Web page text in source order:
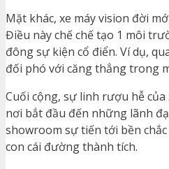
Mặt khác, xe máy vision đời
Điều này chế chế tạo 1 môi
đông sự kiện cổ điển. Ví dụ,
đối phó với căng thẳng trong
Cuối cộng, sự linh rượu hễ
nơi bắt đầu đến những lãnh
showroom sự tiến tới bền
con cái đường thành tích.